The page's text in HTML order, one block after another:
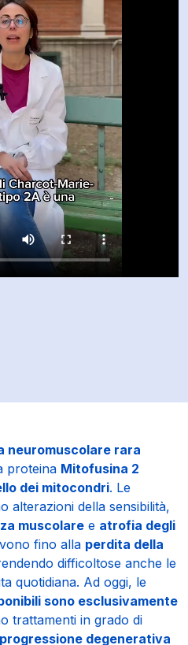
neuromuscolare rara
proteina Mitofusina 2
dei mitocondri. Le
alterazioni della sensibilità,
muscolare e atrofia degli
fino alla perdita della
difficoltose anche le
quotidiana. Ad oggi, le
sono esclusivamente
trattamenti in grado di
degenerativa